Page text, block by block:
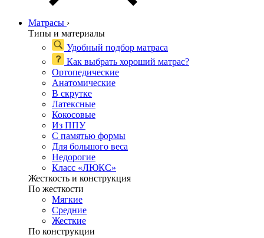
Матрасы ›
Типы и материалы
Удобный подбор матраса
Как выбрать хороший матрас?
Ортопедические
Анатомические
В скрутке
Латексные
Кокосовые
Из ППУ
С памятью формы
Для большого веса
Недорогие
Класс «ЛЮКС»
Жесткость и конструкция
По жесткости
Мягкие
Средние
Жесткие
По конструкции